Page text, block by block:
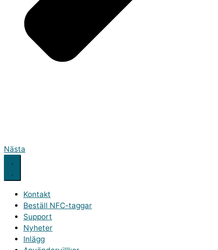
Nästa
Kontakt
Beställ NFC-taggar
Support
Nyheter
Inlägg